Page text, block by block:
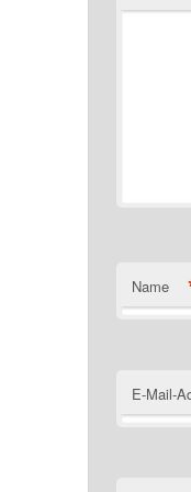
Name
E-Mail-